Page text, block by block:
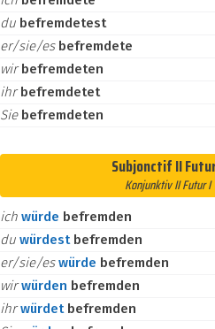
du befremdetest
er/sie/es befremdete
wirbefremdeten
ihrbefremdetet
Sie befremdeten
Subjonctif II
Konjunktiv II Futur I
ich würde befremden
du würdest befremden
er/sie/eswürde befremden
wirwürden befremden
ihrwürdet befremden